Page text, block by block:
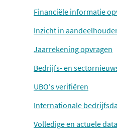
Financiële informatie
Inzicht in
Jaarrekening opvragen
Bedrijfs- en
UBO's verifiëren
Internationale
Volledige en actuele